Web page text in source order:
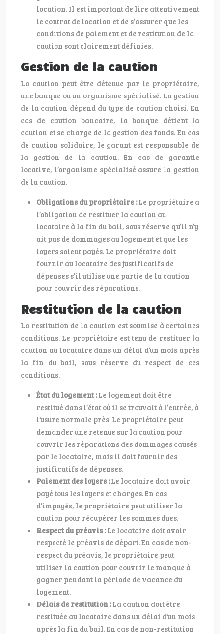
location. Il est important de lire attentivement
le contrat de location et de s’assurer que les
conditions de paiement et de restitution de la
caution sont clairement définies.
Gestion de la caution
La caution peut être détenue par le propriétaire,
une banque ou un organisme spécialisé. La gestion
de la caution dépend du type de caution choisi. En
cas de caution bancaire, la banque détient la
caution et se charge de la gestion des fonds. En cas
de caution solidaire, le garant est responsable de
la gestion de la caution. En cas de garantie
locative, l’organisme spécialisé assure la gestion
de la caution.
Obligations du propriétaire :Le propriétaire a
l’obligation de restituer la caution au
locataire à la fin du bail, sous réserve qu’il n’y
ait pas de dommages au logement et que les
loyers soient payés. Le propriétaire doit
fournir au locataire des justificatifs de
dépenses s’il utilise une partie de la caution
pour couvrir des réparations.
Restitution de la caution
La restitution de la caution est soumise à certaines
conditions. Le propriétaire est tenu de restituer la
caution au locataire dans un délai d’un mois après
la fin du bail, sous réserve du respect de ces
conditions.
État du logement :Le logement doit être
restitué dans l’état où il se trouvait à l’entrée, à
l’usure normale près. Le propriétaire peut
demander une retenue sur la caution pour
couvrir les réparations des dommages causés
par le locataire, mais il doit fournir des
justificatifs de dépenses.
Paiement des loyers :Le locataire doit avoir
payé tous les loyers et charges. En cas
d’impayés, le propriétaire peut utiliser la
caution pour récupérer les sommes dues.
Respect du préavis :Le locataire doit avoir
respecté le préavis de départ. En cas de non-
respect du préavis, le propriétaire peut
utiliser la caution pour couvrir le manque à
gagner pendant la période de vacance du
logement.
Délais de restitution :La caution doit être
restituée au locataire dans un délai d’un mois
après la fin du bail. En cas de non-restitution